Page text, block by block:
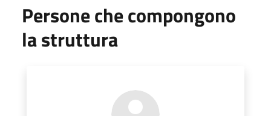
Persone che compongono
la struttura